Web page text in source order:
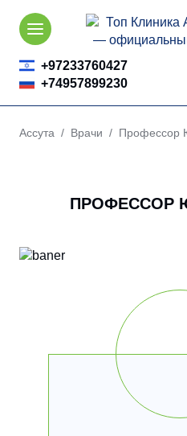
Skip
content
+97233760427
+74957899230
Ассута / Врачи / Профессор
ПРОФЕССОР